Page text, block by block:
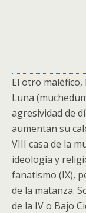
El otro
Luna
agresividad de
aumentan su
VIII casa de la
ideología y
fanatismo (IX),
de la matanza.
de la IV o Bajo